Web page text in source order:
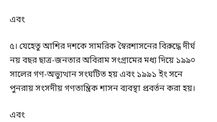
এবং
৫। যেহেতু আশির দশকে সামরিক স্বৈরশাসনের বিরুদ্ধে দীর্ঘ
নয় বছর ছাত্র-জনতার অবিরাম সংগ্রামের মধ্য দিয়ে ১৯৯০
সালের গণ-অভ্যুত্থান সংঘটিত হয় এবং ১৯৯১ ইং সনে
পুনরায় সংসদীয় গণতান্ত্রিক শাসন ব্যবস্থা প্রবর্তন করা হয়।
এবং